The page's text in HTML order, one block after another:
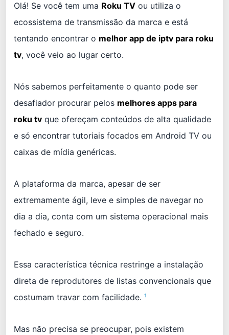
Olá! Se você tem uma Roku TV ou utiliza o
ecossistema de transmissão da marca e está
tentando encontrar o melhor app de iptv para roku
tv, você veio ao lugar certo.
Nós sabemos perfeitamente o quanto pode ser
desafiador procurar pelos melhores apps para
roku tv que ofereçam conteúdos de alta qualidade
e só encontrar tutoriais focados em Android TV ou
caixas de mídia genéricas.
A plataforma da marca, apesar de ser
extremamente ágil, leve e simples de navegar no
dia a dia, conta com um sistema operacional mais
fechado e seguro.
Essa característica técnica restringe a instalação
direta de reprodutores de listas convencionais que
costumam travar com facilidade. ¹
Mas não precisa se preocupar, pois existem